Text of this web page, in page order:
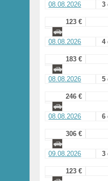
08.08.2026 3
123 €
08.08.2026 4
183 €
08.08.2026 5
246 €
08.08.2026 6
306 €
09.08.2026 3
123 €